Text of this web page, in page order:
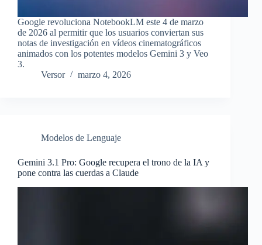
Google revoluciona NotebookLM este 4 de marzo
de 2026 al permitir que los usuarios conviertan sus
notas de investigación en vídeos cinematográficos
animados con los potentes modelos Gemini 3 y Veo
3.
Versor
marzo 4, 2026
Modelos de Lenguaje
Gemini 3.1 Pro: Google recupera el trono de la IA y
pone contra las cuerdas a Claude